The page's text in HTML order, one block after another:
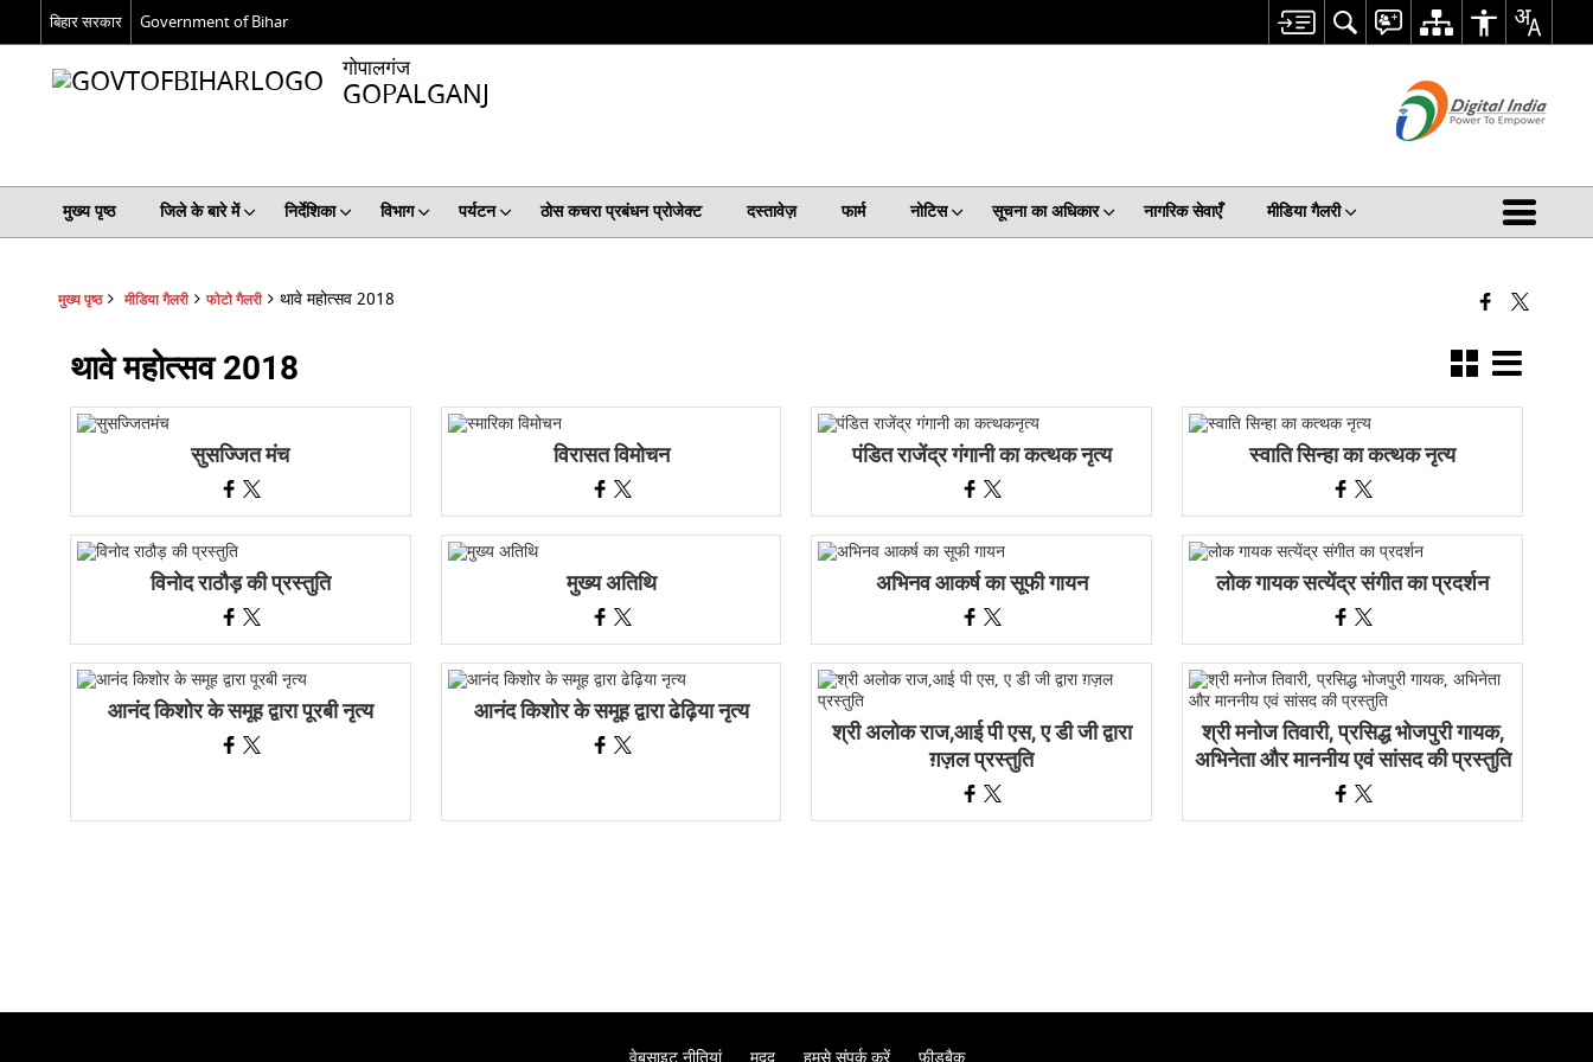
बिहार सरकार Government of Bihar
गोपालगंज
GOPALGANJ
मुख्य पृष्ठ जिले के बारे में निर्देशिका विभाग पर्यटन ठोस कचरा प्रबंधन प्रोजेक्ट दस्तावेज़ फार्म नोटिस सूचना का अधिकार नागरिक सेवाएँ मीडिया गैलरी
मुख्य पृष्ठ मीडिया गैलरी फोटो गैलरी थावे महोत्सव 2018
थावे महोत्सव 2018
सुसज्जित मंच विरासत विमोचन पंडित राजेंद्र गंगानी का कत्थक नृत्य स्वाति सिन्हा का कत्थक नृत्य
विनोद राठौड़ की प्रस्तुति मुख्य अतिथि अभिनव आकर्ष का सूफी गायन लोक गायक सत्येंद्र संगीत का प्रदर्शन
आनंद किशोर के समूह द्वारा पूरबी नृत्य
आनंद किशोर के समूह द्वारा ढेढ़िया नृत्य
श्री अलोक राज,आई पी एस, ए डी जी द्वारा
ग़ज़ल प्रस्तुति
श्री मनोज तिवारी, प्रसिद्ध भोजपुरी गायक,
अभिनेता और माननीय एवं सांसद की प्रस्तुति